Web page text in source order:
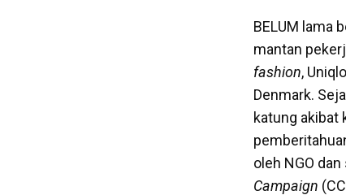
BELUM lama
mantan
fashion,
Denmark.
katung akibat
oleh NGO
Campaign